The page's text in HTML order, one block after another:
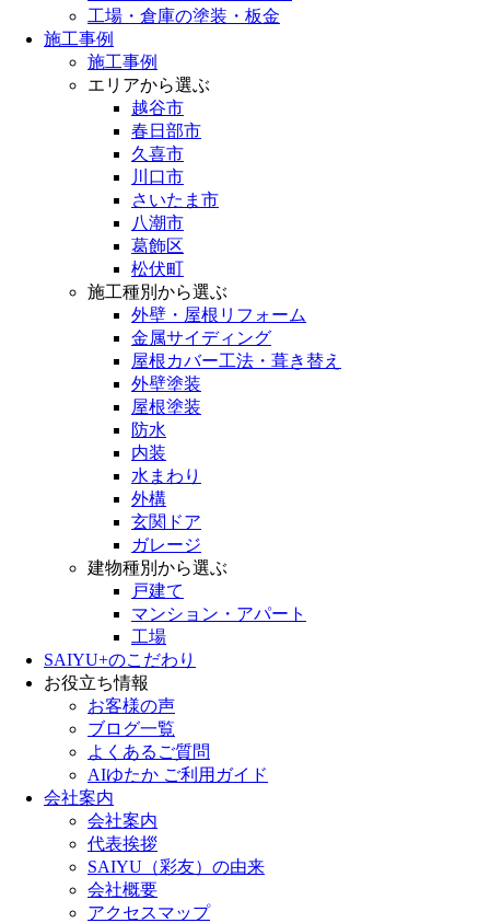
工場・倉庫の塗装・板金
施工事例
施工事例
エリアから選ぶ
越谷市
春日部市
久喜市
川口市
さいたま市
八潮市
葛飾区
松伏町
施工種別から選ぶ
外壁・屋根リフォーム
金属サイディング
屋根カバー工法・葺き替え
外壁塗装
屋根塗装
防水
内装
水まわり
外構
玄関ドア
ガレージ
建物種別から選ぶ
戸建て
マンション・アパート
工場
SAIYU+のこだわり
お役立ち情報
お客様の声
ブログ一覧
よくあるご質問
AIゆたか ご利用ガイド
会社案内
会社案内
代表挨拶
SAIYU（彩友）の由来
会社概要
アクセスマップ